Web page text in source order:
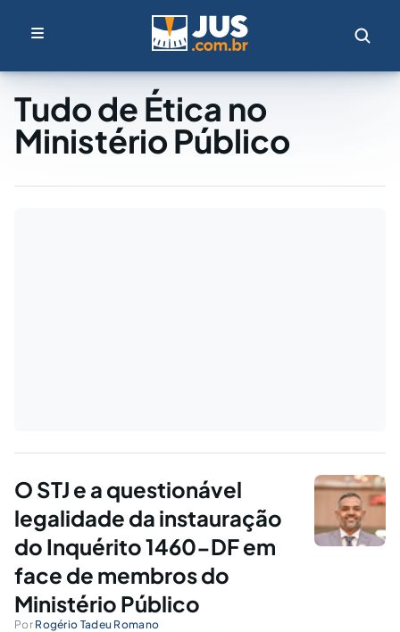
Tudo de Ética no
Ministério Público
O STJ e a questionável
legalidade da instauração
do Inquérito 1460-DF em
face de membros do
Ministério Público
Por Rogério Tadeu Romano